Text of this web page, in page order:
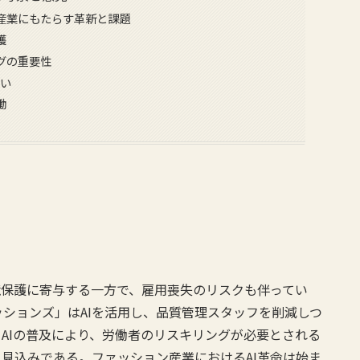
業にもたらす革新と課題
の重要性
護に寄与する一方で、雇用喪失のリスクも伴ってい
ョンズ」はAIを活用し、品質管理スタッフを削減しつ
の普及により、労働者のリスキリングが必要とされる